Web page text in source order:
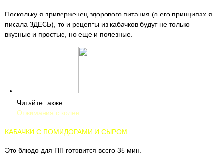
Поскольку я приверженец здорового питания (о его принципах я
писала ЗДЕСЬ), то и рецепты из кабачков будут не только
вкусные и простые, но еще и полезные.
Читайте также:
Отжимания с колен
КАБАЧКИ С ПОМИДОРАМИ И СЫРОМ
Это блюдо для ПП готовится всего 35 мин.